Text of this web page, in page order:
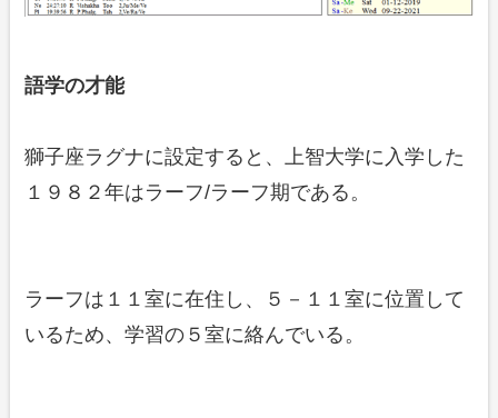
語学の才能
獅子座ラグナに設定すると、上智大学に入学した
１９８２年はラーフ/ラーフ期である。
ラーフは１１室に在住し、５－１１室に位置して
いるため、学習の５室に絡んでいる。